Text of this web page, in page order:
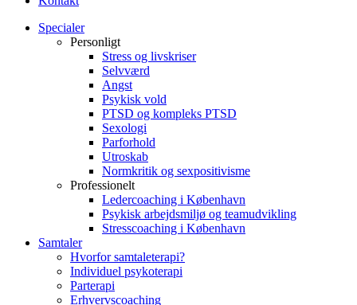
Specialer
Personligt
Stress og livskriser
Selvværd
Angst
Psykisk vold
PTSD og kompleks PTSD
Sexologi
Parforhold
Utroskab
Normkritik og sexpositivisme
Professionelt
Ledercoaching i København
Psykisk arbejdsmiljø og teamudvikling
Stresscoaching i København
Samtaler
Hvorfor samtaleterapi?
Individuel psykoterapi
Parterapi
Erhvervscoaching